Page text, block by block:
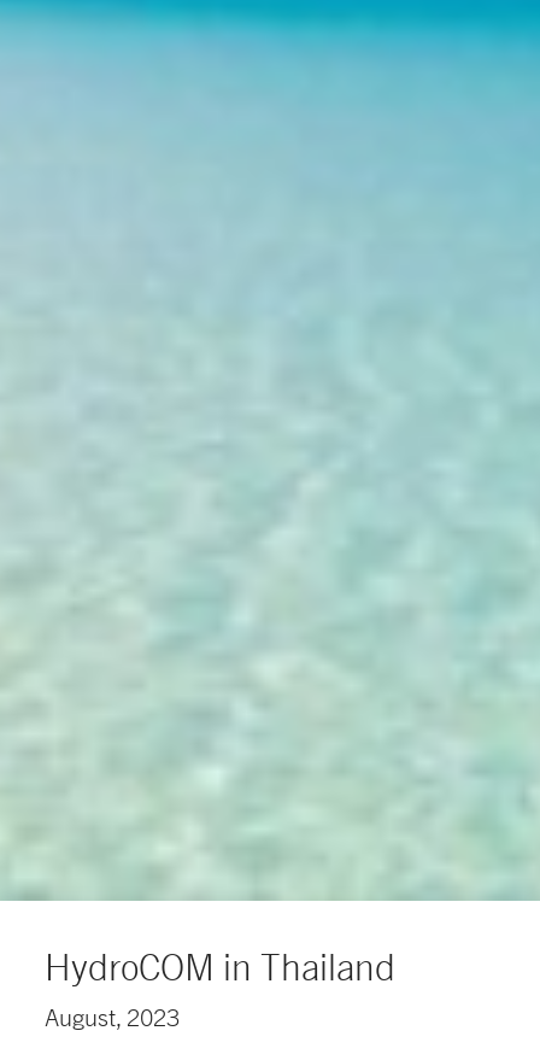
HydroCOM in Thailand
August, 2023